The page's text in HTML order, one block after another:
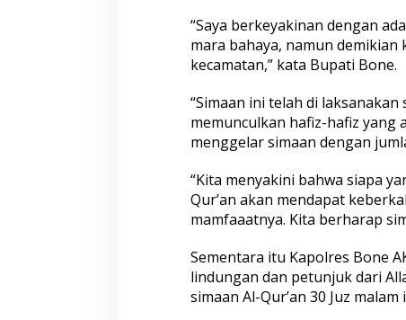
A
l
Q
r
n
J
u
h
a
B
o
n
“Saya berkeyakinan dengan
mara bahaya, namun
kecamatan,” kata Bupati Bone.
“Simaan ini telah di
memunculkan hafiz-hafiz yang
menggelar simaan dengan
“Kita menyakini bahwa siapa
Qur’an akan mendapat
mamfaaatnya. Kita berharap
Sementara itu Kapolres Bone
lindungan dan petunjuk dari
simaan Al-Qur’an 30 Juz malam